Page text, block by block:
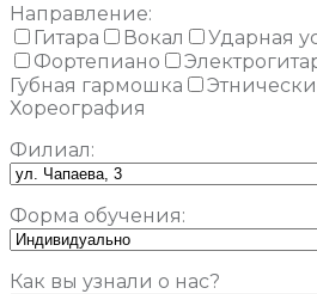
Направление:
Гитара
Вокал Ударная
Фортепиано
Губная гармошка
Хореография
Филиал:
Форма обучения:
Как вы узнали о нас?